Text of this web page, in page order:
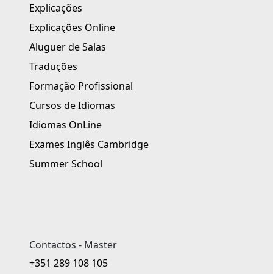
Explicações
Explicações Online
Aluguer de Salas
Traduções
Formação Profissional
Cursos de Idiomas
Idiomas OnLine
Exames Inglês Cambridge
Summer School
Contactos - Master
+351 289 108 105